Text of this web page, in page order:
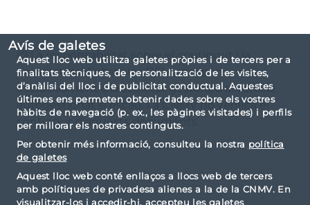
Avís de galetes
Aquest lloc web utilitza galetes pròpies i de tercers per a
finalitats tècniques, de personalització de les visites,
d’anàlisi del lloc i de publicitat conductual. Aquestes
últimes ens permeten obtenir dades sobre els vostres
hàbits de navegació (p. ex., les pàgines visitades) i perfils
per millorar els nostres continguts.
Per obtenir més informació, consulteu la nostra política
de galetes
Aquest lloc web conté enllaços a llocs web de tercers
amb polítiques de privadesa alienes a la de la CNMV. En
visualitzar-los i accedir-hi, accepteu les galetes
(*) La responsabilitat sobre el contingut i la
veracitat del Fullet i les DFI correspon
exclusivament a la societat gestora, o al vehicle
autogestionat si escau. La CNMV no verifica el
contingut d'aquests documents.